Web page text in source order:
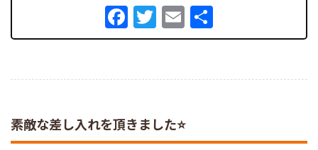
Facebook
Twitter
Email
有
素敵な差し入れを頂きました⭐